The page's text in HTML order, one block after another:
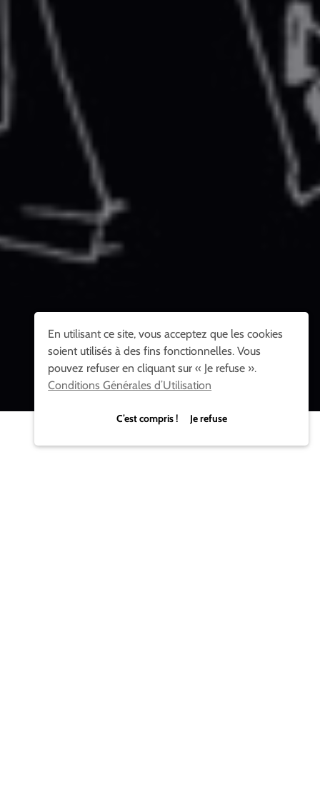
En utilisant ce site, vous acceptez que les cookies
soient utilisés à des fins fonctionnelles. Vous
pouvez refuser en cliquant sur « Je refuse ».
Conditions Générales d’Utilisation
C’est compris ! Je refuse